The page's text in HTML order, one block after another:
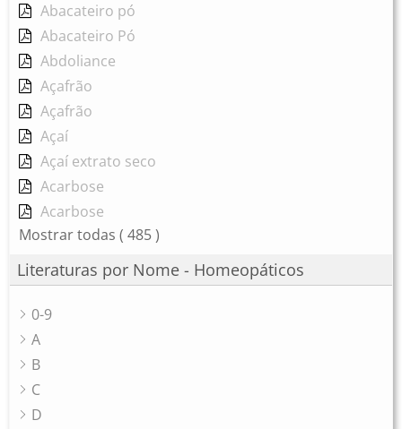
Abacateiro pó
Abacateiro Pó
Abdoliance
Açafrão
Açafrão
Açaí
Açaí extrato seco
Acarbose
Acarbose
Mostrar todas ( 485 )
Literaturas por Nome - Homeopáticos
0-9
A
B
C
D